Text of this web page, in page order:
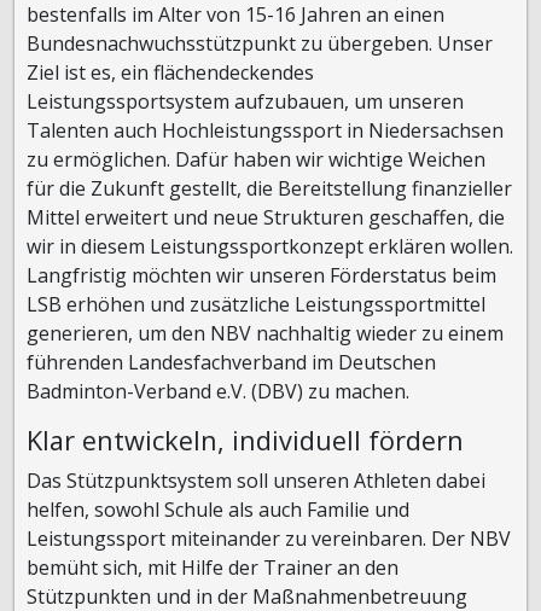
bestenfalls im Alter von 15-16 Jahren an einen
Bundesnachwuchsstützpunkt zu übergeben. Unser
Ziel ist es, ein flächendeckendes
Leistungssportsystem aufzubauen, um unseren
Talenten auch Hochleistungssport in Niedersachsen
zu ermöglichen. Dafür haben wir wichtige Weichen
für die Zukunft gestellt, die Bereitstellung finanzieller
Mittel erweitert und neue Strukturen geschaffen, die
wir in diesem Leistungssportkonzept erklären wollen.
Langfristig möchten wir unseren Förderstatus beim
LSB erhöhen und zusätzliche Leistungssportmittel
generieren, um den NBV nachhaltig wieder zu einem
führenden Landesfachverband im Deutschen
Badminton-Verband e.V. (DBV) zu machen.
Klar entwickeln, individuell fördern
Das Stützpunktsystem soll unseren Athleten dabei
helfen, sowohl Schule als auch Familie und
Leistungssport miteinander zu vereinbaren. Der NBV
bemüht sich, mit Hilfe der Trainer an den
Stützpunkten und in der Maßnahmenbetreuung